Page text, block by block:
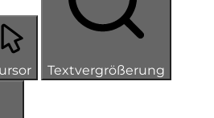
Textvergrößerung